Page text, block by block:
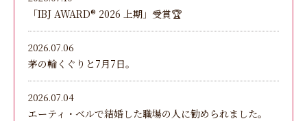
「IBJ AWARD®︎ 2026 上期」受賞🏆
2026.07.06
茅の輪くぐりと7月7日。
2026.07.04
エーティ・ベルで結婚した職場の人に勧められました。